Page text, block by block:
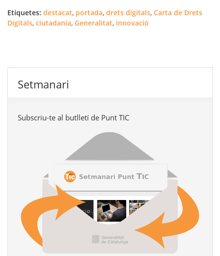
Etiquetes: destacat, portada, drets digitals, Carta de Drets
Digitals, ciutadania, Generalitat, innovació
Setmanari
Subscriu-te al butlletí de Punt TIC